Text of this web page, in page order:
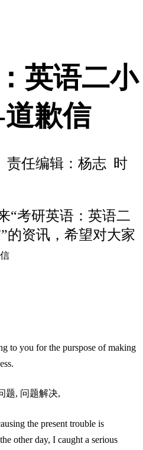
英语二小
歉信
责任编辑：杨志 时
“考研英语：英语二
的资讯，希望对大家
to you for the purspose of making
题, 问题解决,
the present trouble is
other day, I caught a serious